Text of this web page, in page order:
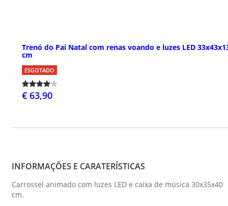
Trenó do Pai Natal com renas voando e luzes LED
cm
ESGOTADO
€ 63,90
INFORMAÇÕES E CARATERÍSTICAS
Carrossel animado com luzes LED e caixa de música 30x35x40
cm.